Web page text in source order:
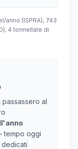
anno (ISPRA), 743
4 tonnellate di
passassero al
tempo oggi